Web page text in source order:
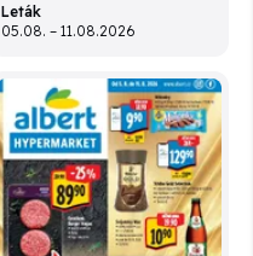
Leták
05.08. – 11.08.2026